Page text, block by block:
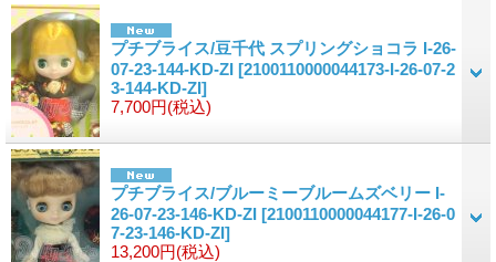
プチブライス/豆千代 スプリングショコラ I-26-
07-23-144-KD-ZI [2100110000044173-I-26-07-2
3-144-KD-ZI]
7,700円(税込)
プチブライス/ブルーミーブルームズベリー I-
26-07-23-146-KD-ZI [2100110000044177-I-26-0
7-23-146-KD-ZI]
13,200円(税込)